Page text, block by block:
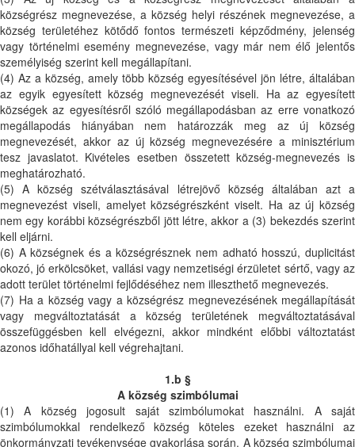
községrész megnevezése, a község helyi részének megnevezése, a
község területéhez kötődő fontos természeti képződmény, jelenség
vagy történelmi esemény megnevezése, vagy már nem élő jelentős
személyiség szerint kell megállapítani.
(4) Az a község, amely több község egyesítésével jön létre, általában
az egyik egyesített község megnevezését viseli. Ha az egyesített
községek az egyesítésről szóló megállapodásban az erre vonatkozó
megállapodás hiányában nem határozzák meg az új község
megnevezését, akkor az új község megnevezésére a minisztérium
tesz javaslatot. Kivételes esetben összetett község-megnevezés is
meghatározható.
(5) A község szétválasztásával létrejövő község általában azt a
megnevezést viseli, amelyet községrészként viselt. Ha az új község
nem egy korábbi községrészből jött létre, akkor a (3) bekezdés szerint
kell eljárni.
(6) A községnek és a községrésznek nem adható hosszú, duplicitást
okozó, jó erkölcsöket, vallási vagy nemzetiségi érzületet sértő, vagy az
adott terület történelmi fejlődéséhez nem illeszthető megnevezés.
(7) Ha a község vagy a községrész megnevezésének megállapítását
vagy megváltoztatását a község területének megváltoztatásával
összefüggésben kell elvégezni, akkor mindként előbbi változtatást
azonos időhatállyal kell végrehajtani.
1.b §
A község szimbólumai
(1) A község jogosult saját szimbólumokat használni. A saját
szimbólumokkal rendelkező község köteles ezeket használni az
önkormányzati tevékenysége gyakorlása során. A község szimbólumai